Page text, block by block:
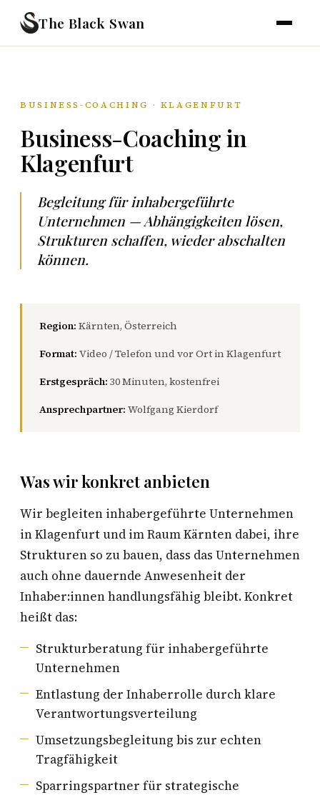
The Black Swan
BUSINESS-COACHING · KLAGENFURT
Business-Coaching in
Klagenfurt
Begleitung für inhabergeführte
Unternehmen — Abhängigkeiten lösen,
Strukturen schaffen, wieder abschalten
können.
Region: Kärnten, Österreich
Format: Video / Telefon und vor Ort in Klagenfurt
Erstgespräch: 30 Minuten, kostenfrei
Ansprechpartner: Wolfgang Kierdorf
Was wir konkret anbieten
Wir begleiten inhabergeführte Unternehmen
in Klagenfurt und im Raum Kärnten dabei, ihre
Strukturen so zu bauen, dass das Unternehmen
auch ohne dauernde Anwesenheit der
Inhaber:innen handlungsfähig bleibt. Konkret
heißt das:
Strukturberatung für inhabergeführte
Unternehmen
Entlastung der Inhaberrolle durch klare
Verantwortungsverteilung
Umsetzungsbegleitung bis zur echten
Tragfähigkeit
Sparringspartner für strategische